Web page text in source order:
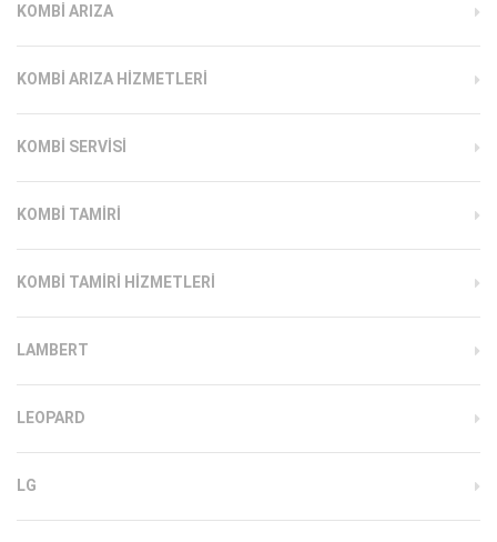
KOMBI ARIZA
KOMBI ARIZA HIZMETLERI
KOMBI SERVISI
KOMBI TAMIRI
KOMBI TAMIRI HIZMETLERI
LAMBERT
LEOPARD
LG